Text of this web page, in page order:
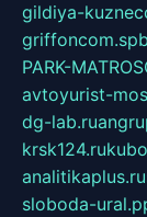
gildiya-
PARK-
avtoyurist-
dg-lab.ru
krsk124.ru
analitikaplus.ru
sloboda-